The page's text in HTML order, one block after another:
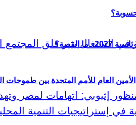
القصة؟
العام للأمم المتحدة بين طموحات